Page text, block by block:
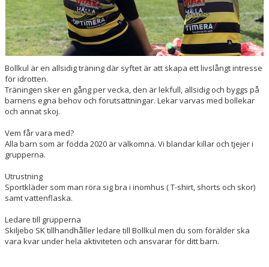
Bollkul är en allsidig träning där syftet är att skapa ett livslångt intresse
för idrotten.
Träningen sker en gång per vecka, den är lekfull, allsidig och byggs på
barnens egna behov och förutsättningar. Lekar varvas med bollekar
och annat skoj.
Vem får vara med?
Alla barn som är födda 2020 är välkomna. Vi blandar killar och tjejer i
grupperna.
Utrustning
Sportkläder som man röra sig bra i inomhus ( T-shirt, shorts och skor)
samt vattenflaska.
Ledare till grupperna
Skiljebo SK tillhandhåller ledare till Bollkul men du som förälder ska
vara kvar under hela aktiviteten och ansvarar för ditt barn.